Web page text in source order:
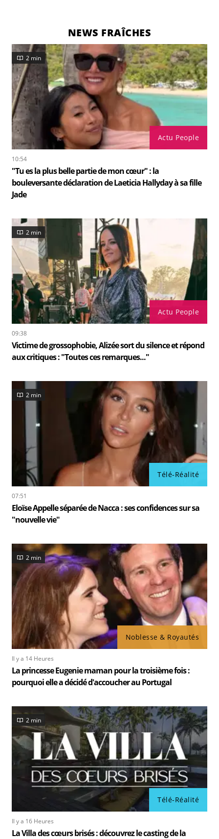
NEWS FRAÎCHES
Actu People
2 min
10:54
"Tu es la plus belle partie de mon cœur" : la
bouleversante déclaration de Laeticia Hallyday à sa fille
Jade
Actu People
2 min
09:38
Victime de grossophobie, Alizée sort du silence et répond
aux critiques : "Toutes ces remarques..."
Télé-Réalité
2 min
07:51
Eloïse Appelle séparée de Nacca : ses confidences sur sa
"nouvelle vie"
Noblesse & Royautés
2 min
Il y a 14 Heures
La princesse Eugenie maman pour la troisième fois :
pourquoi elle a décidé d'accoucher au Portugal
Télé-Réalité
2 min
Il y a 16 Heures
La Villa des cœurs brisés : découvrez le casting de la